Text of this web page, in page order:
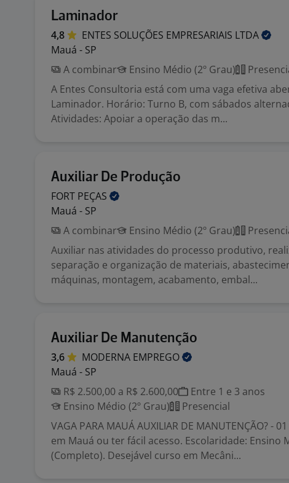
Laminador
4,8 ENTES SOLUÇÕES EMPRESARIAIS LTDA
Mauá - SP
A combinar
Ensino Médio (2º Grau)
A Entes Consultoria está com uma vaga efetiva
Laminador. Horário: Turno B, com sábados
Atividades: Apoiar a operação das m...
Auxiliar De Produção
FORT PEÇAS
Mauá - SP
A combinar
Ensino Médio (2º Grau)
Auxiliar nas atividades do processo produtivo,
separação e organização de materiais,
máquinas, montagem, acabamento, embal...
Auxiliar De Manutenção
3,6 MODERNA EMPREGO
Mauá - SP
R$ 2.500,00 a R$ 2.600,00
Entre 1 e 3 anos
Ensino Médio (2º Grau)
Presencial
VAGA PARA MAUÁ AUXILIAR DE MANUTENÇÃO? -
em Mauá ou ter fácil acesso. Escolaridade: Ensino
(Completo). Desejável curso em Mecâni...